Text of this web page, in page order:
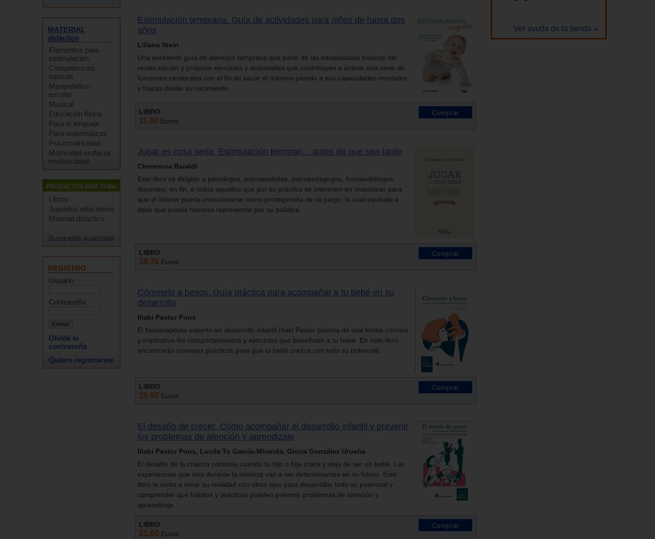
MATERIAL
didáctico
Elementos para
estimulación
Competencias
básicas
Manipulativo -
escolar
Musical
Educación física
Para el lenguaje
Para matemáticas
Psicomotricidad
Motricidad orofacial
miofuncional
Libros
Juguetes educativos
Material didáctico
Busqueda avanzada
REGISTRO
Usuario
Contraseña
Olvidé la
contraseña
Quiero registrarme
Estimulación temprana. Guía de actividades para niños de hasta dos
años
Liliana Stein
Una excelente guía de atención temprana que parte de las necesidades básicas del
recién nacido y propone ejercicios y actividades que contribuyen a activar una serie de
funciones cerebrales con el fin de sacar el máximo partido a sus capacidades mentales
y físicas desde su nacimiento.
LIBRO
11.00 Euros
Jugar es cosa seria. Estimulación tempran... antes de que sea tarde
Clemencia Baraldi
Este libro va dirigido a psicólogos, psicoanalistas, psicopedagogos, fonoaudiólogos,
docentes; en fin, a todos aquellos que por su práctica se interesen en maniobrar para
que el infante pueda estructurarse como protagonista de su juego, lo cual equivale a
decir que pueda hacerse representar por su palabra.
LIBRO
19.78 Euros
Cómetelo a besos. Guía práctica para acompañar a tu bebé en su
desarrollo
Iñaki Pastor Pons
El fisioterapeuta experto en desarrollo infantil Iñaki Pastor plasma de una forma concisa
y explicativa los comportamientos y ejercicios que benefician a tu bebé. En este libro
encontrarás consejos prácticos para que tu bebé crezca con todo su potencial.
LIBRO
19.97 Euros
El desafío de crecer. Cómo acompañar el desarrollo infantil y prevenir
los problemas de atención y aprendizaje
Iñaki Pastor Pons, Lucila To García-Miranda, Gloria González Urueña
El desafío de la crianza continúa cuando tu hijo o hija crece y deja de ser un bebé. Las
experiencias que viva durante la infancia van a ser determinantes en su futuro. Este
libro te invita a mirar su realidad con otros ojos para desarrollar todo su potencial y
comprender qué hábitos y prácticas pueden prevenir problemas de atención y
aprendizaje.
LIBRO
21.60 Euros
Ver ayuda de la tienda